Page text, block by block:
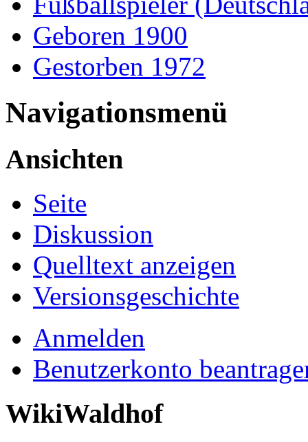
Geboren 1900
Gestorben 1972
Navigationsmenü
Ansichten
Seite
Diskussion
Quelltext anzeigen
Versionsgeschichte
Anmelden
Benutzerkonto
WikiWaldhof